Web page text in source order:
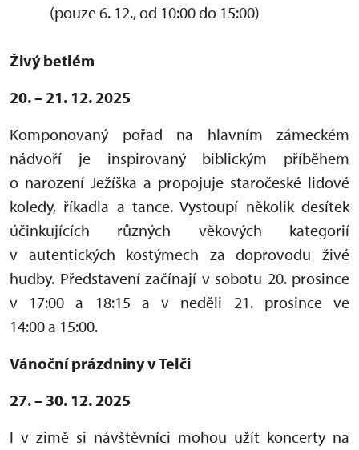
(pouze 6. 12., od 10:00 do 15:00)
Živý betlém
20. – 21. 12. 2025
Komponovaný pořad na hlavním zámeckém
nádvoří je inspirovaný biblickým příběhem
o narození Ježíška a propojuje staročeské lidové
koledy, říkadla a tance. Vystoupí několik desítek
účinkujících různých věkových kategorií
v autentických kostýmech za doprovodu živé
hudby. Představení začínají v sobotu 20. prosince
v 17:00 a 18:15 a v neděli 21. prosince ve
14:00 a 15:00.
Vánoční prázdniny v Telči
27. – 30. 12. 2025
I v zimě si návštěvníci mohou užít koncerty na